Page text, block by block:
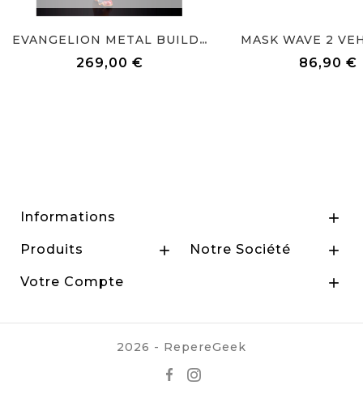
EVANGELION METAL BUILD...
269,00 €
MASK WAVE 2
86,90 €
Informations 
Produits  Notre Société 
Votre Compte 
2026 - RepereGeek